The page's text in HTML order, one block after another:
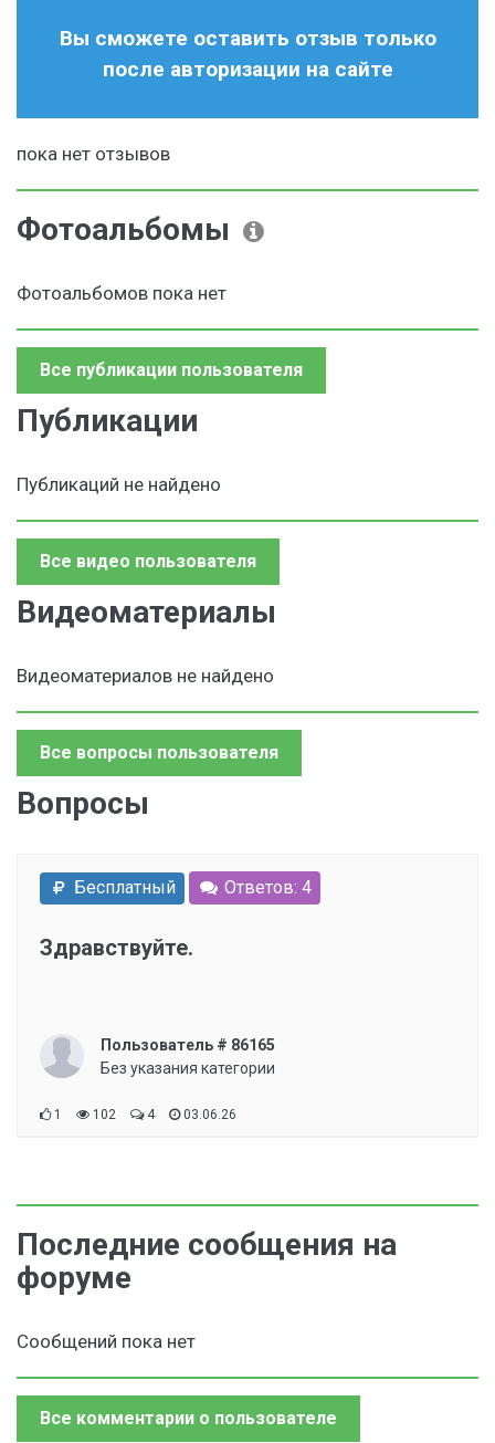
Вы сможете оставить отзыв только
после авторизации на сайте
пока нет отзывов
Фотоальбомы
Фотоальбомов пока нет
Все публикации пользователя
Публикации
Публикаций не найдено
Все видео пользователя
Видеоматериалы
Видеоматериалов не найдено
Все вопросы пользователя
Вопросы
Бесплатный Ответов: 4
Здравствуйте.
Пользователь # 86165
Без указания категории
1 102 4 03.06.26
Последние сообщения на
форуме
Сообщений пока нет
Все комментарии о пользователе